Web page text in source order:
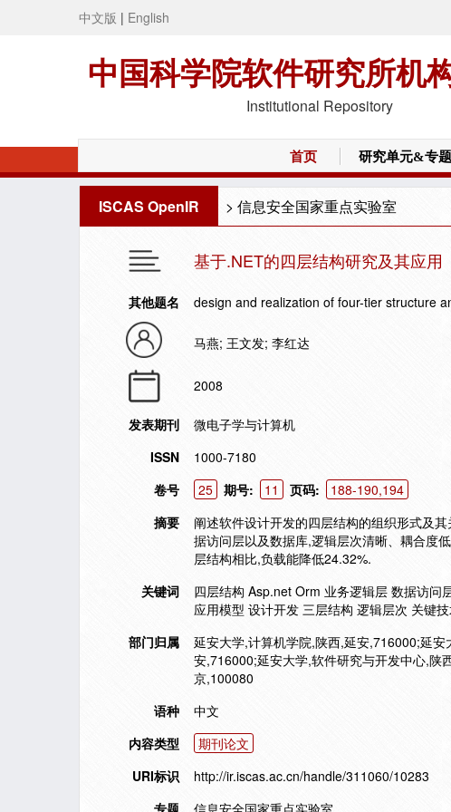
中文版 | English
中国科学院软件研究所机
Institutional Repository
首页 研究单元&专题
ISCAS OpenIR > 信息安全国家重点实验室
基于.NET的四层结构研究及其应用
其他题名 design and realization of four-tier structure
马燕; 王文发; 李红达
2008
发表期刊
微电子学与计算机
ISSN
1000-7180
卷号
25 期号: 11 页码:
188-190,194
摘要
阐述软件设计开发的四层结构的组织形式及
据访问层以及数据库,逻辑层次清晰、耦合度
层结构相比,负载能降低24.32%.
关键词
四层结构 Asp.net Orm 业务逻辑层 数据访问
应用模型 设计开发 三层结构 逻辑层次 关键
部门归属
延安大学,计算机学院,陕西,延安,716000;延
安,716000;延安大学,软件研究与开发中心,陕
京,100080
语种
中文
内容类型
期刊论文
URI标识
http://ir.iscas.ac.cn/handle/311060/10283
专题
信息安全国家重点实验室